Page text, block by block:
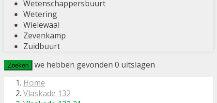
Wetenschappersbuurt
Wetering
Wielewaal
Zevenkamp
Zuidbuurt
Zoeken we hebben gevonden 0 uitslagen
Home
Vlaskade 132